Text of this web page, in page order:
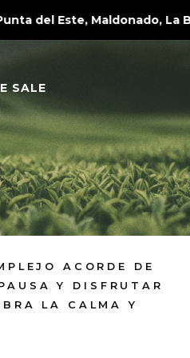
Maldonado, La
SALE
ACORDE DE
Y DISFRUTAR
LA CALMA Y